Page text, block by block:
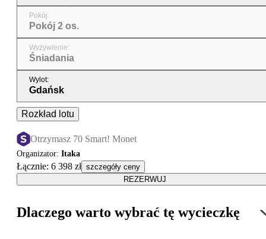
Pokój:
Pokój 2 os.
Wyżywienie:
Śniadania
Wylot:
Gdańsk
Rozkład lotu
Otrzymasz 70 Smart! Monet
Organizator: Itaka
Łącznie: 6 398 zł szczegóły ceny
REZERWUJ
Dlaczego warto wybrać tę wycieczkę